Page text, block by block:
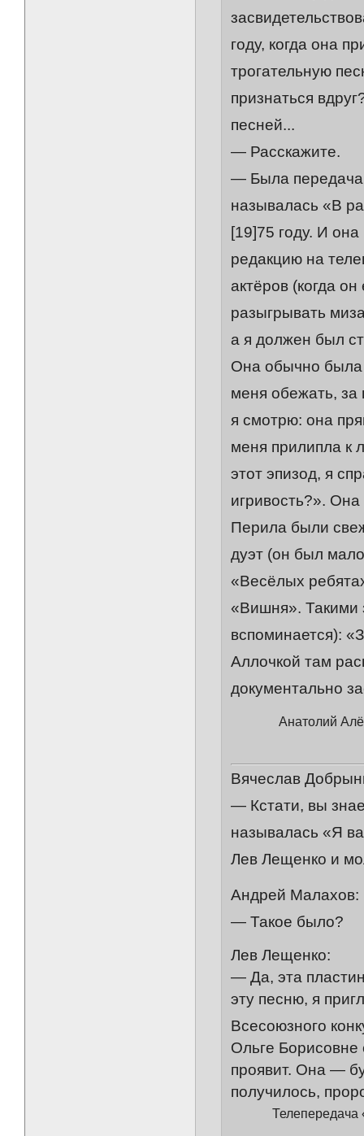
году, когда она
трогательную
признаться
песней...
— Расскажите.
— Была
называлась «В
[19]75 году. И
редакцию на
актёров (когда
разыгрывать
а я должен был
Она обычно была
меня обежать, за
я смотрю: она
меня прилипла к
этот эпизод, я
игривость?».
Перила были
дуэт (он был
«Весёлых
«Вишня». Такими
вспоминается):
Аллочкой там
документально
Анатолий
Вячеслав
— Кстати, вы
называлась «Я
Лев Лещенко и
Андрей Малахов:
— Такое было?
Лев Лещенко:
— Да, эта
эту песню, я
Всесоюзного
Ольге Борисовне
проявит. Она —
получилось,
Телепередача